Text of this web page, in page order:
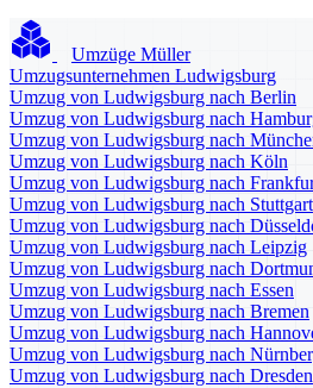
Umzüge Müller
Umzugsunternehmen Ludwigsburg
Umzug von Ludwigsburg nach Berlin
Umzug von Ludwigsburg nach
Umzug von Ludwigsburg nach
Umzug von Ludwigsburg nach Köln
Umzug von Ludwigsburg nach
Umzug von Ludwigsburg nach Stuttgart
Umzug von Ludwigsburg nach
Umzug von Ludwigsburg nach Leipzig
Umzug von Ludwigsburg nach
Umzug von Ludwigsburg nach Essen
Umzug von Ludwigsburg nach Bremen
Umzug von Ludwigsburg nach
Umzug von Ludwigsburg nach
Umzug von Ludwigsburg nach Dresden